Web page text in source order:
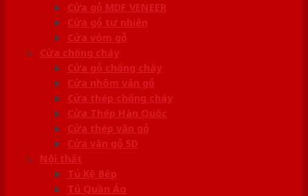
Cửa gỗ MDF VENEER
Cửa gỗ tự nhiên
Cửa vòm gỗ
Cửa chống cháy
Cửa gỗ chống cháy
Cửa nhôm vân gỗ
Cửa thép chống cháy
Cửa Thép Hàn Quốc
Cửa thép vân gỗ
Cửa vân gỗ 5D
Nội thất
Tủ Kệ Bếp
Tủ Quần Áo